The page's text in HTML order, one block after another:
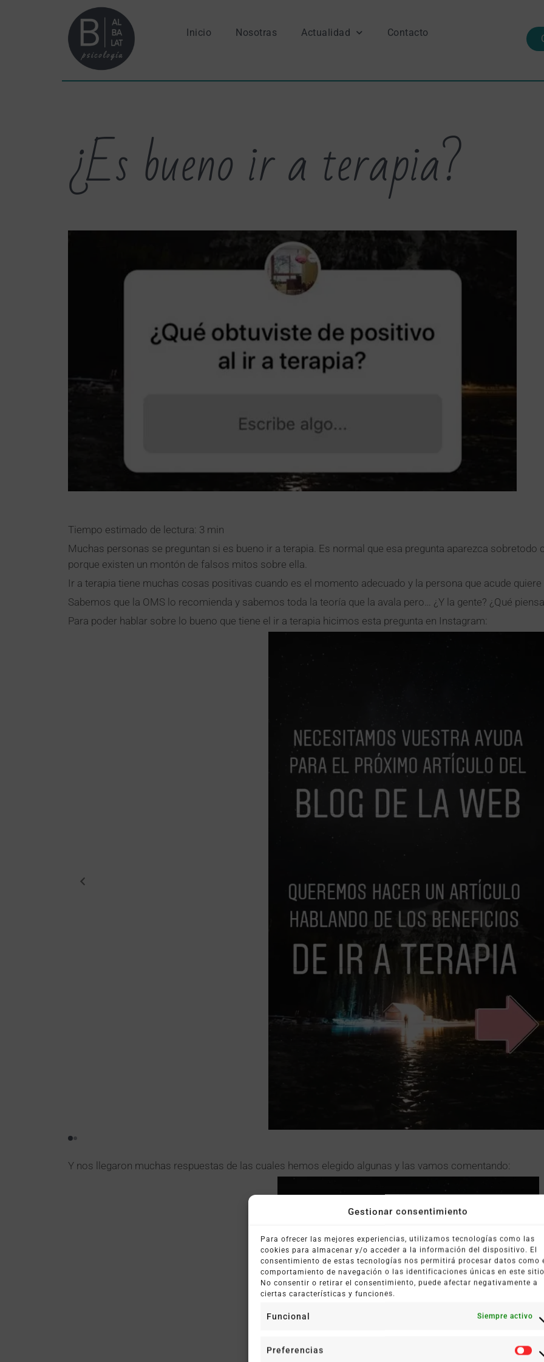
Gestionar consentimiento
Para ofrecer las mejores experiencias, utilizamos tecnologías como las
cookies para almacenar y/o acceder a la información del dispositivo. El
consentimiento de estas tecnologías nos permitirá procesar datos como
comportamiento de navegación o las identificaciones únicas en este
No consentir o retirar el consentimiento, puede afectar negativamente a
ciertas características y funciones.
Funcional Siempre activo
Preferencias
Inicio Nosotras Actualidad Contacto
¿Es bueno ir a terapia?
Tiempo estimado de lectura: 3 min
Muchas personas se preguntan si es bueno ir a terapia. Es normal que esa pregunta aparezca sobretodo
porque existen un montón de falsos mitos sobre ella.
Ir a terapia tiene muchas cosas positivas cuando es el momento adecuado y la persona que acude
Sabemos que la OMS lo recomienda y sabemos toda la teoría que la avala pero… ¿Y la gente? ¿Qué
Para poder hablar sobre lo bueno que tiene el ir a terapia hicimos esta pregunta en Instagram:
Y nos llegaron muchas respuestas de las cuales hemos elegido algunas y las vamos comentando: